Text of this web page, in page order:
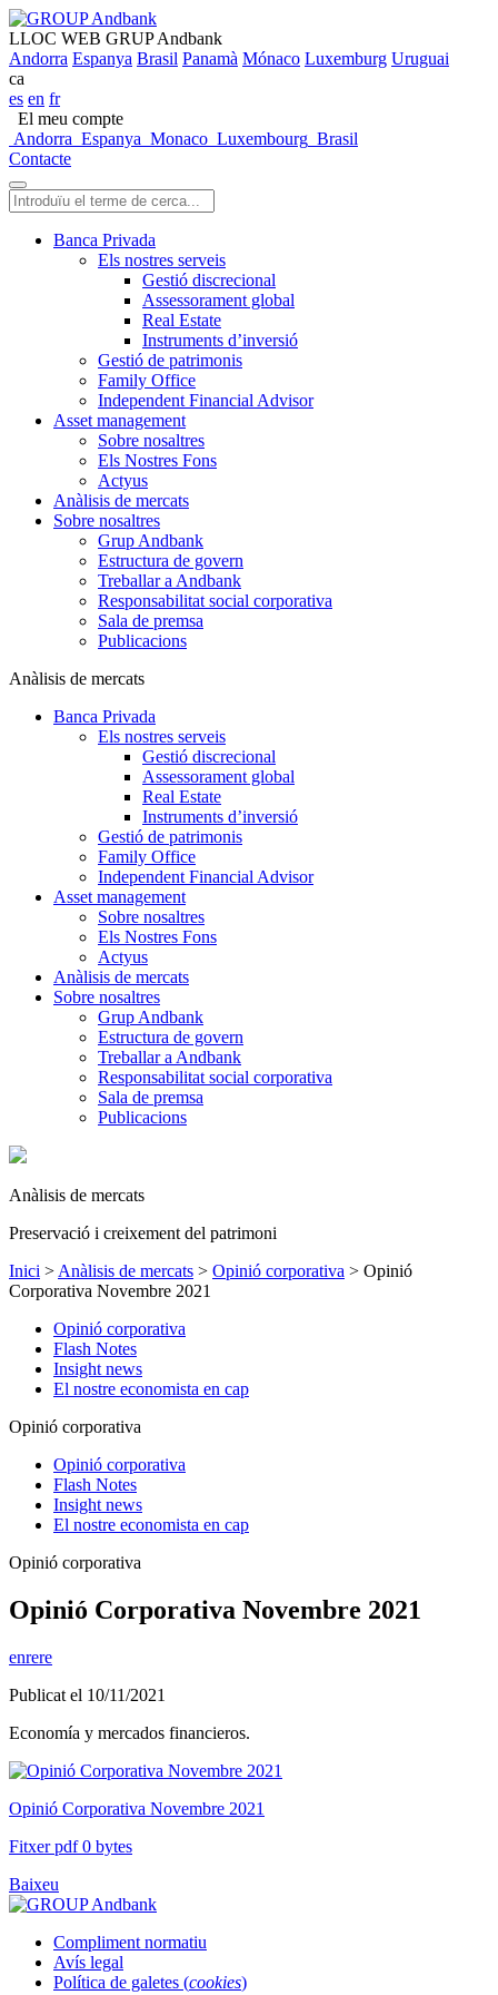
LLOC WEB GRUP Andbank
Andorra Espanya Brasil Panamà Mónaco Luxemburg Uruguai
ca
es en fr
El meu compte
Andorra Espanya Monaco Luxembourg Brasil
Contacte
Banca Privada
Els nostres serveis
Gestió discrecional
Assessorament global
Real Estate
Instruments d’inversió
Gestió de patrimonis
Family Office
Independent Financial Advisor
Asset management
Sobre nosaltres
Els Nostres Fons
Actyus
Anàlisis de mercats
Sobre nosaltres
Grup Andbank
Estructura de govern
Treballar a Andbank
Responsabilitat social corporativa
Sala de premsa
Publicacions
Anàlisis de mercats
Banca Privada
Els nostres serveis
Gestió discrecional
Assessorament global
Real Estate
Instruments d’inversió
Gestió de patrimonis
Family Office
Independent Financial Advisor
Asset management
Sobre nosaltres
Els Nostres Fons
Actyus
Anàlisis de mercats
Sobre nosaltres
Grup Andbank
Estructura de govern
Treballar a Andbank
Responsabilitat social corporativa
Sala de premsa
Publicacions
Anàlisis de mercats
Preservació i creixement del patrimoni
Inici > Anàlisis de mercats > Opinió corporativa > Opinió
Corporativa Novembre 2021
Opinió corporativa
Flash Notes
Insight news
El nostre economista en cap
Opinió corporativa
Opinió corporativa
Flash Notes
Insight news
El nostre economista en cap
Opinió corporativa
Opinió Corporativa Novembre 2021
enrere
Publicat el 10/11/2021
Economía y mercados financieros.
Opinió Corporativa Novembre 2021
Fitxer pdf 0 bytes
Baixeu
Compliment normatiu
Avís legal
Política de galetes (cookies)